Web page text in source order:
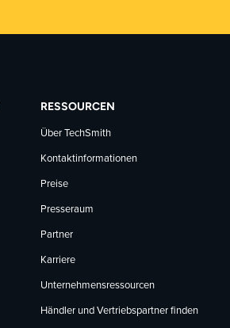
RESSOURCEN
Über TechSmith
Kontaktinformationen
Preise
Presseraum
Partner
Karriere
Unternehmensressourcen
Händler und Vertriebspartner finden